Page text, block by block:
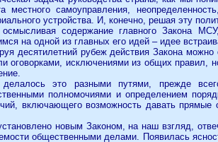
местного самоуправления,
устройства. И, конечно, решая эту
содержание главного Закона
на одной из главных его идей – идее
десятилетний рубеж действия Закона
оговорками, исключениями из общих правил,
это разными путями, прежде
полномочиями и определением
включающего возможность давать прямые
новым Законом, на наш взгляд,
общественными делами. Появилась